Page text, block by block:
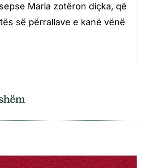
Maria zotëron diçka, që
së përrallave e kanë vënë